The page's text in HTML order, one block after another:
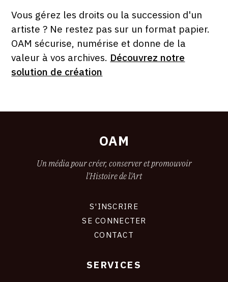
FORMAT
ÉTAT
Vous gérez les droits ou la succession d'un
artiste ? Ne restez pas sur un format papier.
OAM sécurise, numérise et donne de la
valeur à vos archives. Découvrez notre
solution de création
OAM
Un média pour créer, conserver et promouvoir
l'Histoire de l'Art
S'INSCRIRE
SE CONNECTER
CONTACT
SERVICES